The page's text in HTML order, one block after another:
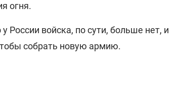
огня.
России войска, по сути, больше нет, и
собрать новую армию.